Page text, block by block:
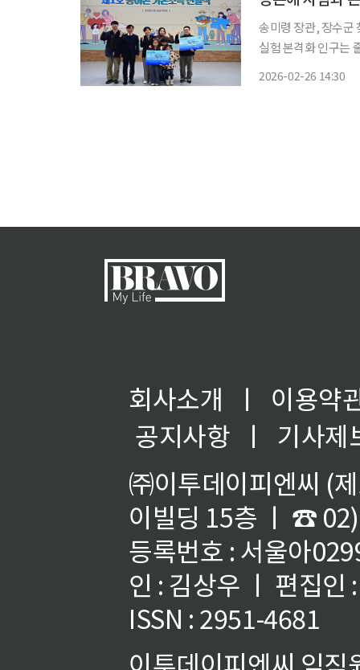
송미령 장관, 장수군
실험 본격화 인구는 줄고, 소비는 사라지고, 가게 불은 꺼지는 농촌. 정부가 소멸 위기 지역을
2026-02-26 14:30
회사소개 ㅣ
이용약
공지사항
ㅣ
기사제
㈜이투데이피엔씨 (
이빌딩 15층 ㅣ ☎
등록번호 : 서울아
인 : 김상우 ㅣ 편집인
ISSN : 2951-4681